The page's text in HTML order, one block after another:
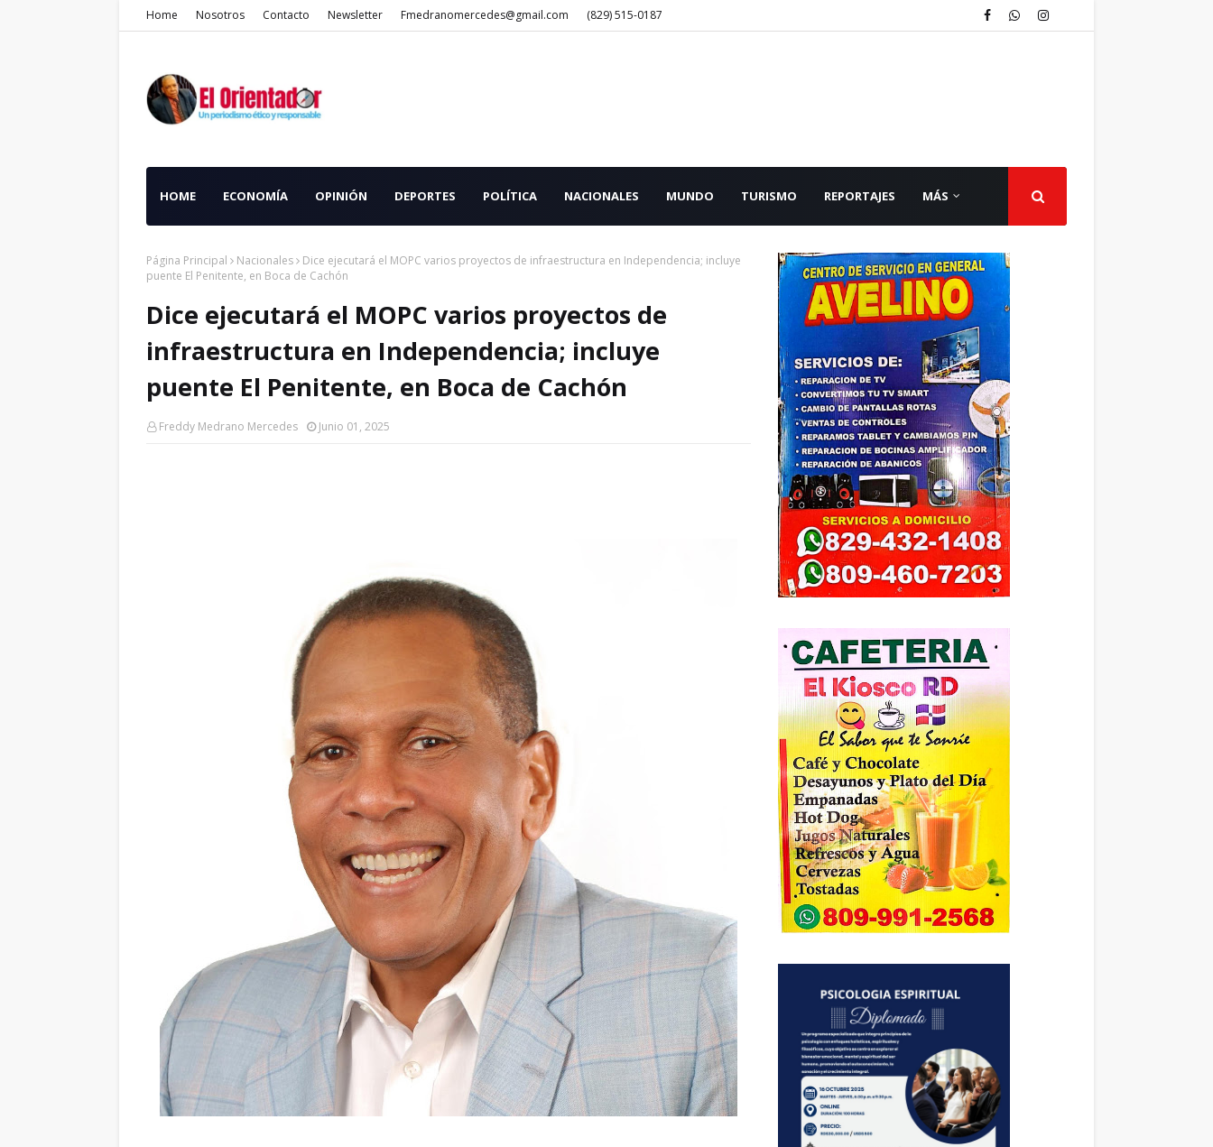
Home Nosotros Contacto Newsletter Fmedranomercedes@gmail.com (829) 515-0187
HOME ECONOMÍA OPINIÓN DEPORTES POLÍTICA NACIONALES MUNDO TURISMO REPORTAJES MÁS
Página Principal Nacionales
Dice ejecutará el MOPC varios proyectos de infraestructura en Independencia; incluye
puente El Penitente, en Boca de Cachón
Dice ejecutará el MOPC varios proyectos de
infraestructura en Independencia; incluye
puente El Penitente, en Boca de Cachón
Freddy Medrano Mercedes Junio 01, 2025